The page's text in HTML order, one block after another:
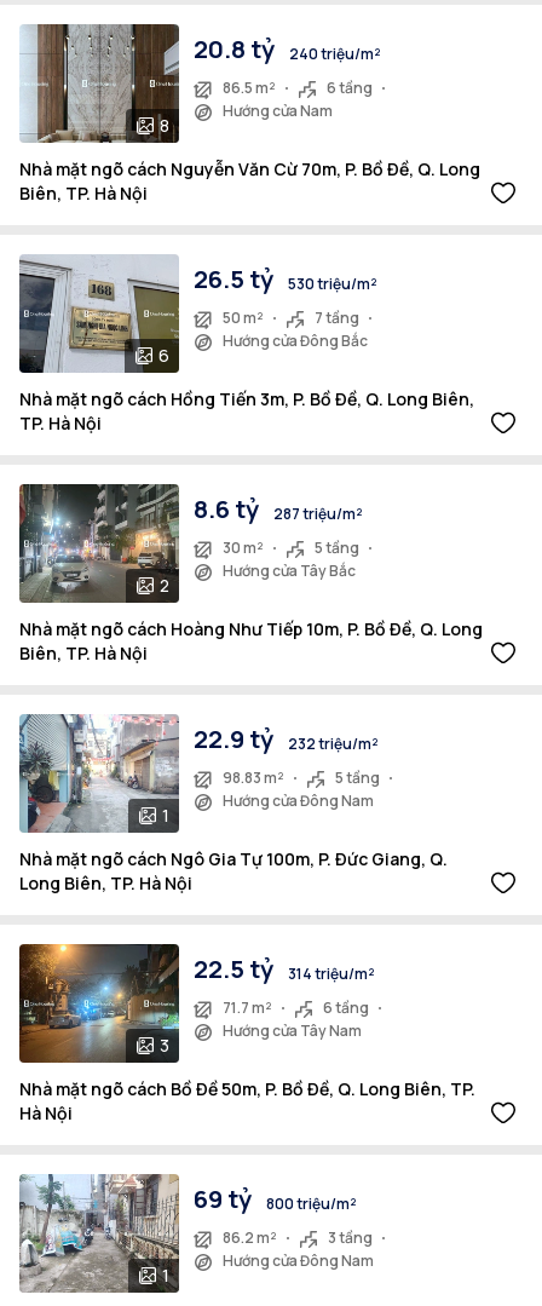
8
20.8 tỷ
240 triệu/m²
86.5 m²
6 tầng
Hướng cửa Nam
Nhà mặt ngõ cách Nguyễn Văn Cừ 70m, P. Bồ Đề, Q. Long
Biên, TP. Hà Nội
6
26.5 tỷ
530 triệu/m²
50 m²
7 tầng
Hướng cửa Đông Bắc
Nhà mặt ngõ cách Hồng Tiến 3m, P. Bồ Đề, Q. Long Biên,
TP. Hà Nội
2
8.6 tỷ
287 triệu/m²
30 m²
5 tầng
Hướng cửa Tây Bắc
Nhà mặt ngõ cách Hoàng Như Tiếp 10m, P. Bồ Đề, Q. Long
Biên, TP. Hà Nội
1
22.9 tỷ
232 triệu/m²
98.83 m²
5 tầng
Hướng cửa Đông Nam
Nhà mặt ngõ cách Ngô Gia Tự 100m, P. Đức Giang, Q.
Long Biên, TP. Hà Nội
3
22.5 tỷ
314 triệu/m²
71.7 m²
6 tầng
Hướng cửa Tây Nam
Nhà mặt ngõ cách Bồ Đề 50m, P. Bồ Đề, Q. Long Biên, TP.
Hà Nội
1
69 tỷ
800 triệu/m²
86.2 m²
3 tầng
Hướng cửa Đông Nam